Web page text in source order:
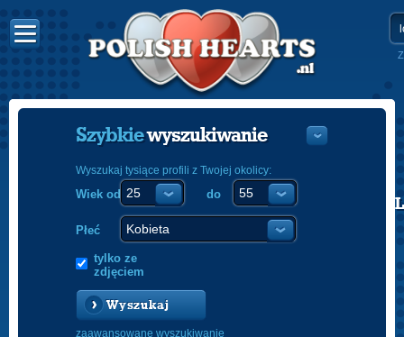
POLISH
Szybkiewyszukiwanie
Wyszukaj tysiące profili z Twojej okolicy:
Wiek od do
Płeć
tylko ze
zdjęciem
Wyszukaj
zaawansowane wyszukiwanie